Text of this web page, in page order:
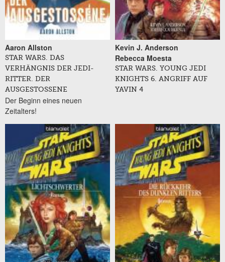
Aaron Allston
STAR WARS. DAS
VERHÄNGNIS DER JEDI-
RITTER. DER
AUSGESTOSSENE
Der Beginn eines neuen
Zeitalters!
Kevin J. Anderson
Rebecca Moesta
STAR WARS. YOUNG JEDI
KNIGHTS 6. ANGRIFF AUF
YAVIN 4